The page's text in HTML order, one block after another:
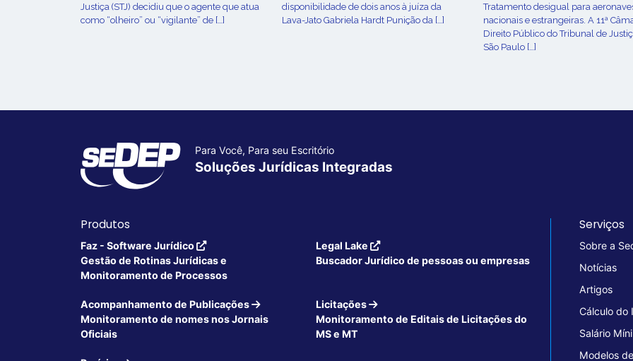
Justiça (STJ) decidiu que o agente que atua
como “olheiro” ou “vigilante” de […]
disponibilidade de dois anos à juíza da
Lava-Jato Gabriela Hardt Punição da […]
Tratamento desigual para
nacionais e estrangeiras. A 11ª
Direito Público do Tribunal de
São Paulo […]
Para Você, Para seu Escritório
Soluções Jurídicas Integradas
Produtos
Faz - Software Jurídico
Gestão de Rotinas Jurídicas e
Monitoramento de Processos
Legal Lake
Buscador Jurídico de pessoas ou empresas
Acompanhamento de Publicações
Monitoramento de nomes nos Jornais
Oficiais
Licitações
Monitoramento de Editais de Licitações do
MS e MT
Serviços
Sobre a
Notícias
Artigos
Cálculo do
Salário
Modelos